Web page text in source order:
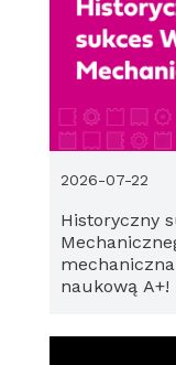
Historyczny
naukową A+!
2026-07-22